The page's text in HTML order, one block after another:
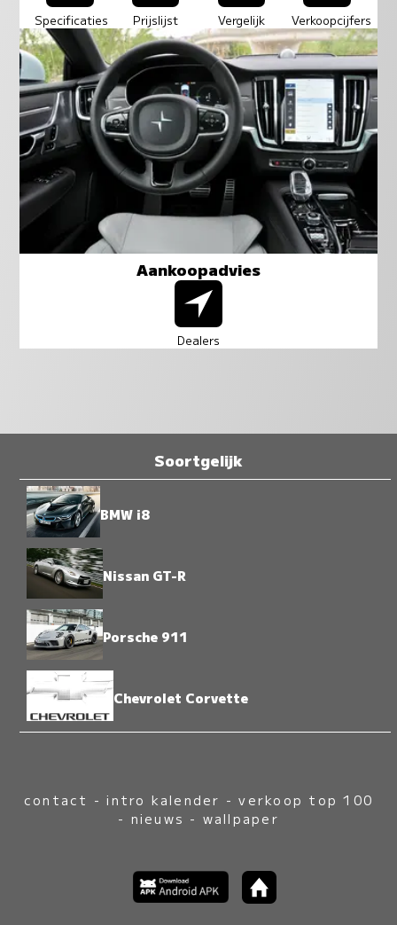
Specificaties Prijslijst Vergelijk Verkoopcijfers
Aankoopadvies
Dealers
Soortgelijk
BMW i8
Nissan GT-R
Porsche 911
Chevrolet Corvette
contact -intro kalender -verkoop top 100
- nieuws - wallpaper